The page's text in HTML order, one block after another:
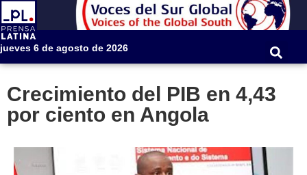
jueves 6 de agosto de 2026
Crecimiento del PIB en 4,43
por ciento en Angola